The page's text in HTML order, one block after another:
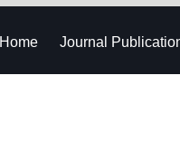
Home Journal